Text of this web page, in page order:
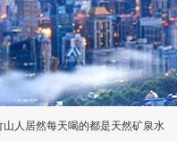
山人居然每天喝的都是天然矿泉水